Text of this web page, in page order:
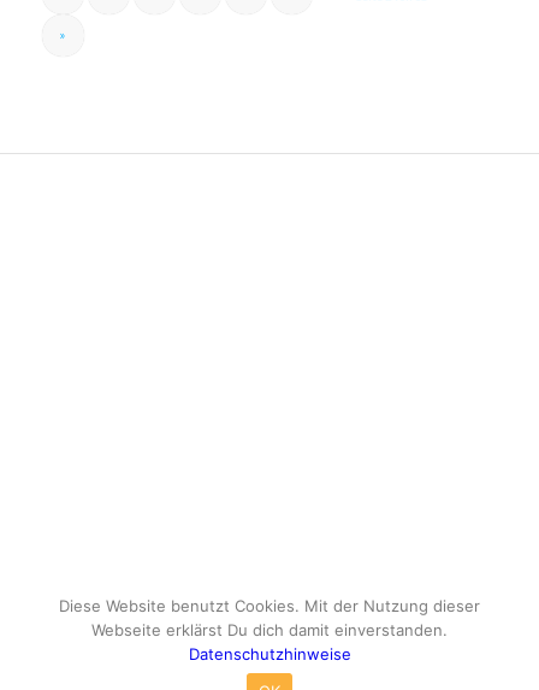
»
© Copyright - travelox.de - Sebastian Tuke
Diese Website benutzt Cookies. Mit der Nutzung dieser
Webseite erklärst Du dich damit einverstanden.
Datenschutzhinweise